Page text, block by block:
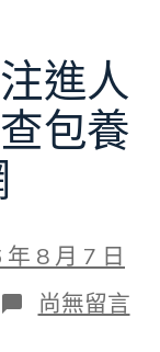
進人
包養
8 月 7 日
在
〈為
尚無留言